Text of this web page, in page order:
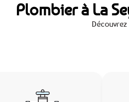
Plombier à La